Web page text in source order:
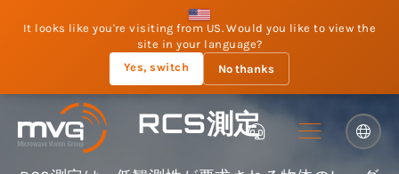
It looks like you're visiting from US. Would you like to view the
site in your language?
Yes, switch
No thanks
RCS測定